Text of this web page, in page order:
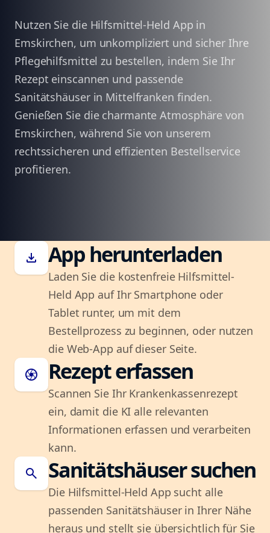
Nutzen Sie die Hilfsmittel-Held App in
Emskirchen, um unkompliziert und sicher Ihre
Pflegehilfsmittel zu bestellen, indem Sie Ihr
Rezept einscannen und passende
Sanitätshäuser in Mittelfranken finden.
Genießen Sie die charmante Atmosphäre von
Emskirchen, während Sie von unserem
rechtssicheren und effizienten Bestellservice
profitieren.
download App herunterladen
Laden Sie die kostenfreie Hilfsmittel-
Held App auf Ihr Smartphone oder
Tablet runter, um mit dem
Bestellprozess zu beginnen, oder nutzen
die Web-App auf dieser Seite.
camera Rezept erfassen
Scannen Sie Ihr Krankenkassenrezept
ein, damit die KI alle relevanten
Informationen erfassen und verarbeiten
kann.
search Sanitätshäuser suchen
Die Hilfsmittel-Held App sucht alle
passenden Sanitätshäuser in Ihrer Nähe
heraus und stellt sie übersichtlich für Sie